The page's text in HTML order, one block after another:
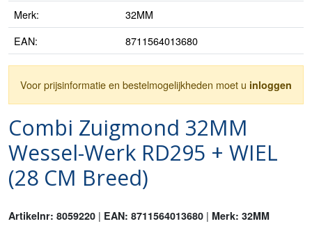
Merk:
32MM
EAN:
8711564013680
Voor prijsinformatie en bestelmogelijkheden moet u inloggen
Combi Zuigmond 32MM
Wessel-Werk RD295 + WIEL
(28 CM Breed)
Artikelnr: 8059220 | EAN: 8711564013680 | Merk: 32MM